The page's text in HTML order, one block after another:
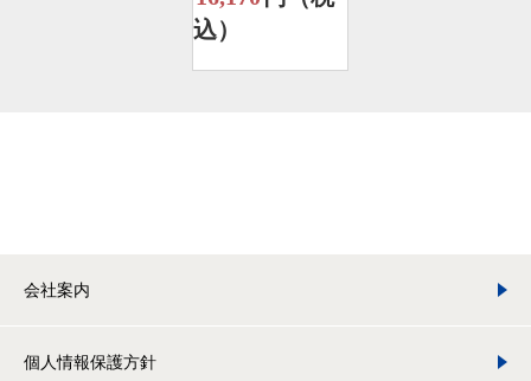
込）
会社案内
個人情報保護方針